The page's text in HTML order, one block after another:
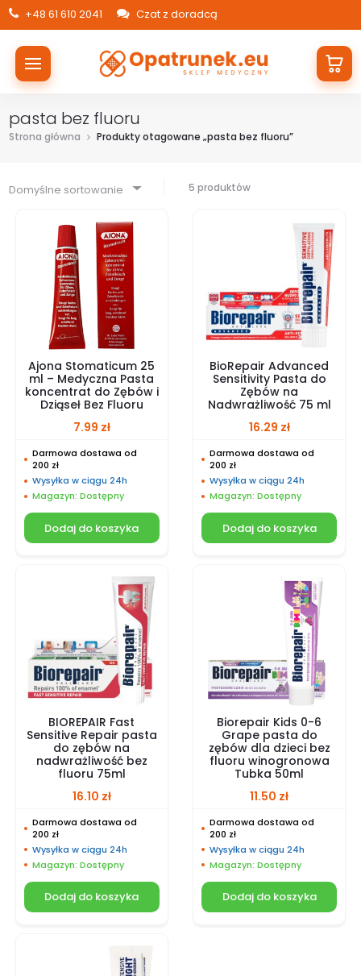
+48 61 610 2041 Czat z doradcą
pasta bez fluoru
Strona główna Produkty otagowane „pasta bez fluoru”
Domyślne sortowanie 5 produktów
Ajona Stomaticum 25
ml – Medyczna Pasta
koncentrat do Zębów i
Dziąseł Bez Fluoru
7.99 zł
Darmowa dostawa od
200 zł
Wysyłka w ciągu 24h
Magazyn: Dostępny
Dodaj do koszyka
BioRepair Advanced
Sensitivity Pasta do
Zębów na
Nadwrażliwość 75 ml
16.29 zł
Darmowa dostawa od
200 zł
Wysyłka w ciągu 24h
Magazyn: Dostępny
Dodaj do koszyka
BIOREPAIR Fast
Sensitive Repair pasta
do zębów na
nadwrażliwość bez
fluoru 75ml
16.10 zł
Darmowa dostawa od
200 zł
Wysyłka w ciągu 24h
Magazyn: Dostępny
Dodaj do koszyka
Biorepair Kids 0-6
Grape pasta do
zębów dla dzieci bez
fluoru winogronowa
Tubka 50ml
11.50 zł
Darmowa dostawa od
200 zł
Wysyłka w ciągu 24h
Magazyn: Dostępny
Dodaj do koszyka